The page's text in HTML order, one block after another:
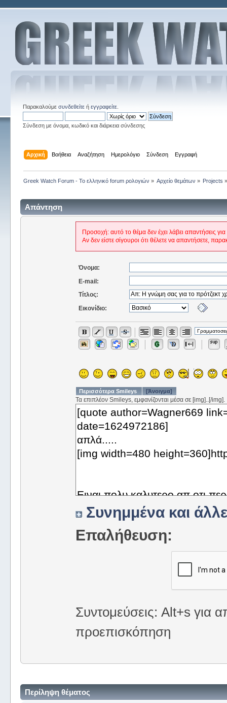
Παρακαλούμε συνδεθείτεή εγγραφείτε.
Σύνδεση με όνομα, κωδικό και διάρκεια σύνδεσης
Αρχική Βοήθεια Αναζήτηση Ημερολόγιο Σύνδεση Εγγραφή
Greek Watch Forum - Το ελληνικό forum ρολογιών » Αρχείο θεμάτων » Projects
Απάντηση
Προσοχή: αυτό το θέμα δεν έχει λάβει απαντήσεις
Αν δεν είστε σίγουροι ότι θέλετε να απαντήσετε,
Όνομα:
E-mail:
Τίτλος:
Εικονίδιο:
Περισσότερα Smileys [Άνοιγμα]
Τα επιπλέον Smileys, εμφανίζονται μέσα σε [img]..[/img].
Συνημμένα και
Επαλήθευση:
Συντομεύσεις: Alt+s για
προεπισκόπηση
Περίληψη θέματος